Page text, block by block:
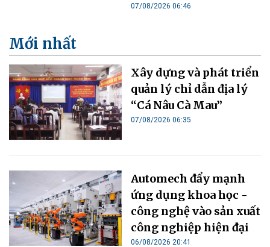
07/08/2026 06:46
Mới nhất
Xây dựng và phát triển
quản lý chỉ dẫn địa lý
“Cá Nâu Cà Mau”
07/08/2026 06:35
Automech đẩy mạnh
ứng dụng khoa học -
công nghệ vào sản xuất
công nghiệp hiện đại
06/08/2026 20:41